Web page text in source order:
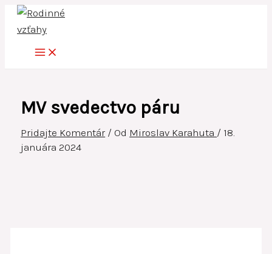
Preskočiť
MV svedectvo páru
Pridajte Komentár / Od Miroslav Karahuta / 18.
januára 2024